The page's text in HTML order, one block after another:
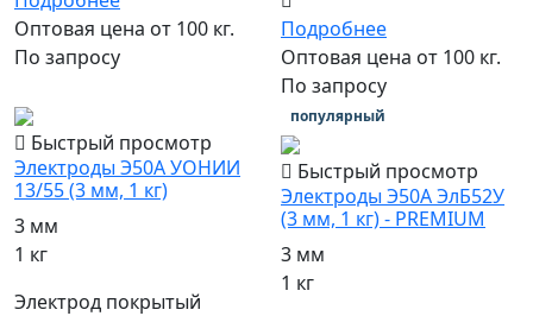
Оптовая цена от 100 кг.
По запросу
Подробнее
Оптовая цена от 100 кг.
По запросу
Быстрый просмотр
Электроды Э50А УОНИИ
13/55 (3 мм, 1 кг)
3 мм
1 кг
Электрод покрытый
популярный
Быстрый просмотр
Электроды Э50А ЭлБ52У
(3 мм, 1 кг) - PREMIUM
3 мм
1 кг